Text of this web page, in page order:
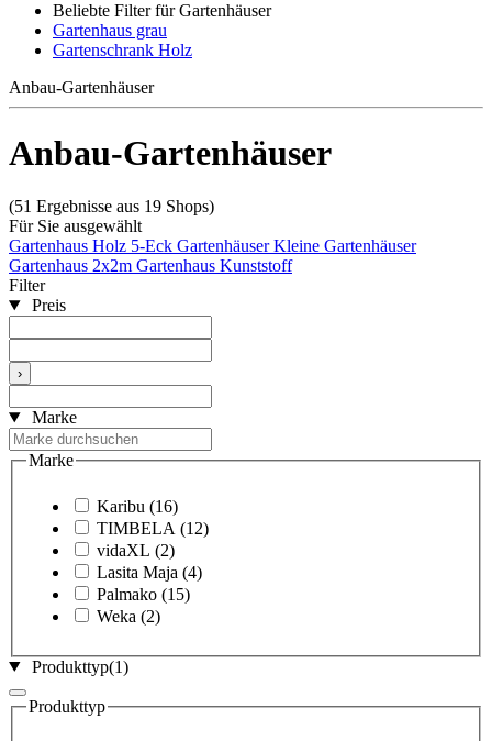
Beliebte Filter für Gartenhäuser
Gartenhaus grau
Gartenschrank Holz
Anbau-Gartenhäuser
Anbau-Gartenhäuser
(51 Ergebnisse aus 19 Shops)
Für Sie ausgewählt
Gartenhaus Holz 5-Eck GartenhäuserKleine Gartenhäuser
Gartenhaus 2x2m Gartenhaus Kunststoff
Filter
Preis
›
Marke
Marke
Karibu (16)
TIMBELA (12)
vidaXL (2)
Lasita Maja (4)
Palmako (15)
Weka (2)
Produkttyp(1)
Produkttyp